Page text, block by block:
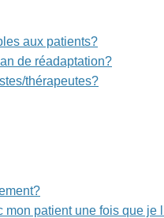
aux patients?
de réadaptation?
thérapeutes?
patient une fois que je